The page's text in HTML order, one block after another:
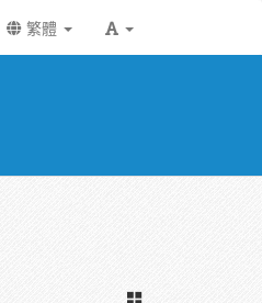
繁體